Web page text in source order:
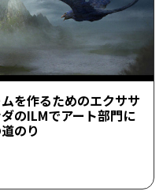
を作るためのエクササ
のILMでアート部門に
のり